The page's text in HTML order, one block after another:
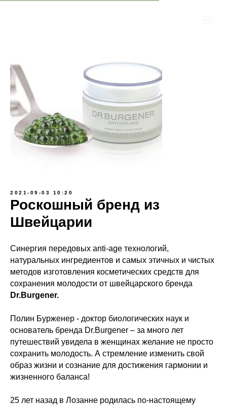
2021-09-03 10:20
Роскошный бренд из
Швейцарии
Синергия передовых anti-age технологий,
натуральных ингредиентов и самых этичных и чистых
методов изготовления косметических средств для
сохранения молодости от швейцарского бренда
Dr.Burgener.
Полин Бурженер - доктор биологических наук и
основатель бренда Dr.Burgener – за много лет
путешествий увидела в женщинах желание не просто
сохранить молодость. А стремление изменить свой
образ жизни и сознание для достижения гармонии и
жизненного баланса!
25 лет назад в Лозанне родилась по-настоящему